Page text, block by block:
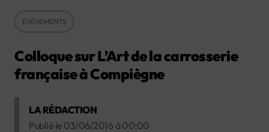
EVÉNEMENTS
Colloque sur L’Art de la carrosserie
française à Compiègne
LA RÉDACTION
Publié le 03/06/2016 à 00:00